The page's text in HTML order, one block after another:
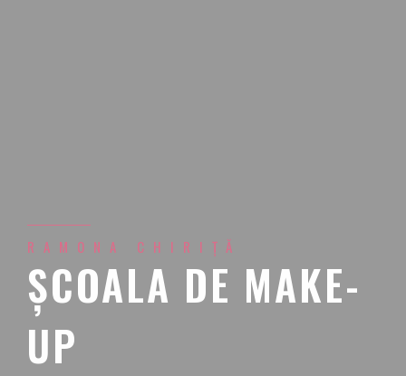
RAMONA CHIRIŢĂ
ŞCOALA DE MAKE-
UP